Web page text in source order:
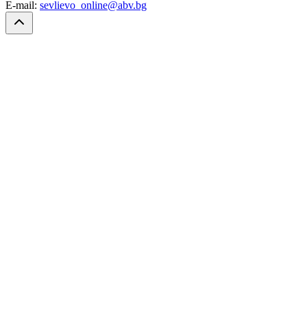
E-mail: sevlievo_online@abv.bg